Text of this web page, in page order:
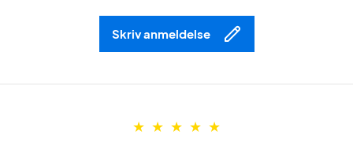
Skriv anmeldelse